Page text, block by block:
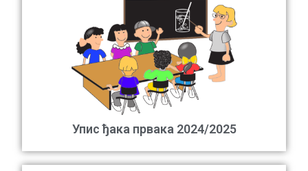
Упис ђака првака 2024/2025